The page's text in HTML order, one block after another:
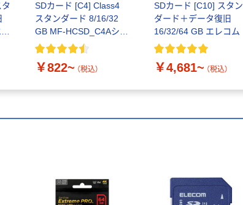
SDカード [C4] Class4
スタンダード 8/16/32
GB MF-HCSD_C4Aシリ
ーズ エレコム
￥822~ （税込）
SDカード [C10] スタン
ダード＋データ復旧
16/32/64 GB エレコム
￥4,681~ （税込）